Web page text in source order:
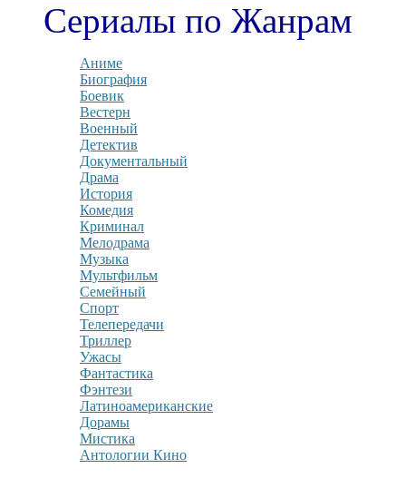
Сериалы по Жанрам
Аниме
Биография
Боевик
Вестерн
Военный
Детектив
Документальный
Драма
История
Комедия
Криминал
Мелодрама
Музыка
Мультфильм
Семейный
Спорт
Телепередачи
Триллер
Ужасы
Фантастика
Фэнтези
Латиноамериканские
Дорамы
Мистика
Антологии Кино